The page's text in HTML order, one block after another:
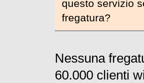
questo servizio
fregatura?
Nessuna
60.000 clienti